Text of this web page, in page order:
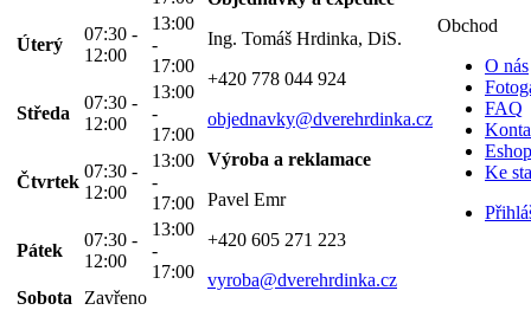
Úterý
07:30 -
12:00
13:00
-
17:00
Středa
07:30 -
12:00
13:00
-
17:00
Čtvrtek
07:30 -
12:00
13:00
-
17:00
Pátek
07:30 -
12:00
13:00
-
17:00
Sobota
Zavřeno
Ing. Tomáš Hrdinka, DiS.
+420 778 044 924
objednavky@dverehrdinka.cz
Výroba a reklamace
Pavel Emr
+420 605 271 223
vyroba@dverehrdinka.cz
Obchod
O nás
FAQ
Eshop
Ke